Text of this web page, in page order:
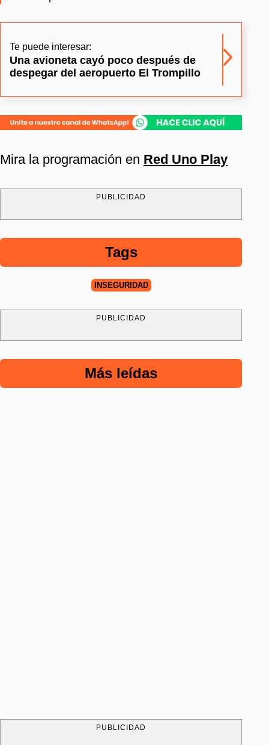
Te puede interesar:
Una avioneta cayó poco después de
despegar del aeropuerto El Trompillo
Mira la programación en Red Uno Play
PUBLICIDAD
Tags
INSEGURIDAD
PUBLICIDAD
Más leídas
PUBLICIDAD